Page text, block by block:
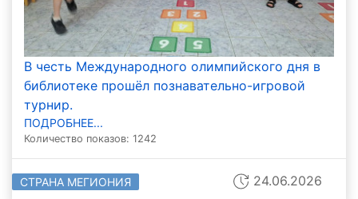
В честь Международного олимпийского дня в
библиотеке прошёл познавательно-игровой
турнир.
ПОДРОБНЕЕ...
Количество показов: 1242
СТРАНА МЕГИОНИЯ 24.06.2026